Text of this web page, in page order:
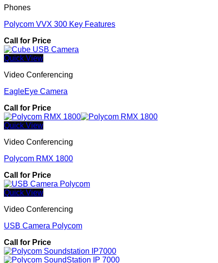
Phones
Polycom VVX 300 Key Features
Call for Price
Quick View
Video Conferencing
EagleEye Camera
Call for Price
Quick View
Video Conferencing
Polycom RMX 1800
Call for Price
Quick View
Video Conferencing
USB Camera Polycom
Call for Price